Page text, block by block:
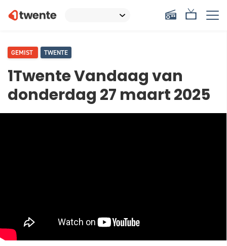
GEMIST TWENTE
1Twente Vandaag van
donderdag 27 maart 2025